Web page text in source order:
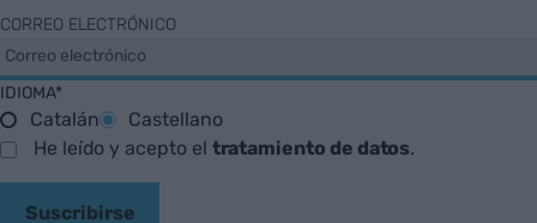
CORREO ELECTRÓNICO
IDIOMA*
Catalán
Castellano
He leído y acepto el tratamiento de datos.
Suscribirse